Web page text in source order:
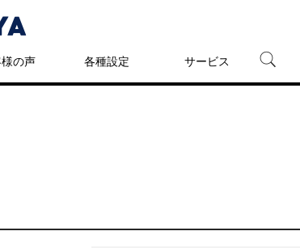
の声 各種設定 サービス